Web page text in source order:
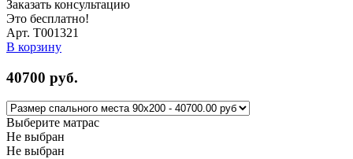
Заказать консультацию
Это бесплатно!
Арт. Т001321
В корзину
40700 руб.
Выберите матрас
Не выбран
Не выбран